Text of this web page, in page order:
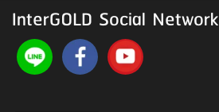
InterGOLD Social Network